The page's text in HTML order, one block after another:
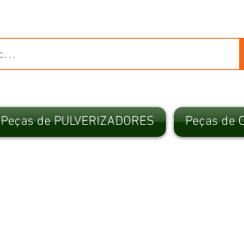
Peças de PULVERIZADORES Peças de